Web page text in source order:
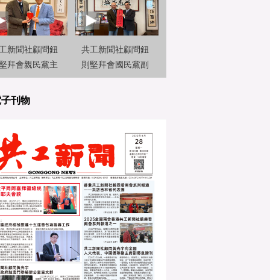
新聞社顧問鈕
拜會親民黨主
楚瑜
共工新聞社顧問鈕
則堅拜會國民黨副
主席蕭旭岑 探讨兩
刊物